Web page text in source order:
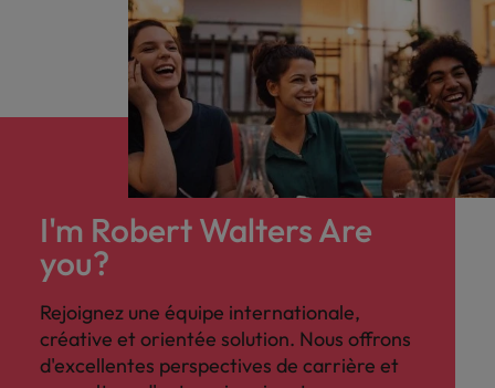
I'm Robert Walters Are
you?
Rejoignez une équipe internationale,
créative et orientée solution. Nous offrons
d'excellentes perspectives de carrière et